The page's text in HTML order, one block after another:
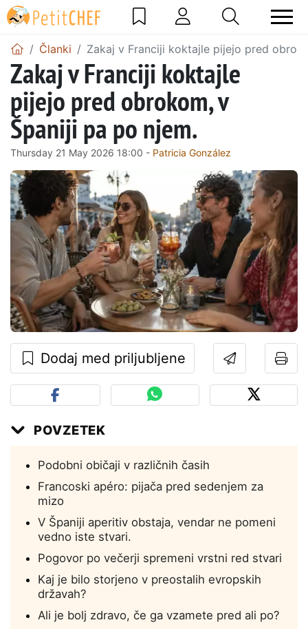
Članki Zakaj v Franciji koktajle pijejo pred
Zakaj v Franciji koktajle
pijejo pred obrokom, v
Španiji pa po njem.
Thursday 21 May 2026 18:00 - Patricia González
Dodaj med priljubljene
POVZETEK
Podobni običaji v različnih časih
Francoski apéro: pijača pred sedenjem za
mizo
V Španiji aperitiv obstaja, vendar ne pomeni
vedno iste stvari.
Pogovor po večerji spremeni vrstni red stvari
Kaj je bilo storjeno v preostalih evropskih
državah?
Ali je bolj zdravo, če ga vzamete pred ali po?